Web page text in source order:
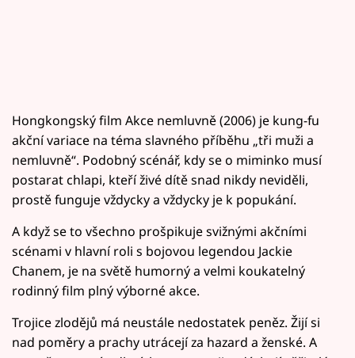
Hongkongský film Akce nemluvně (2006) je kung-fu
akční variace na téma slavného příběhu „tři muži a
nemluvně“. Podobný scénář, kdy se o miminko musí
postarat chlapi, kteří živé dítě snad nikdy neviděli,
prostě funguje vždycky a vždycky je k popukání.
A když se to všechno prošpikuje svižnými akčními
scénami v hlavní roli s bojovou legendou Jackie
Chanem, je na světě humorný a velmi koukatelný
rodinný film plný výborné akce.
Trojice zlodějů má neustále nedostatek peněz. Žijí si
nad poměry a prachy utrácejí za hazard a ženské. A